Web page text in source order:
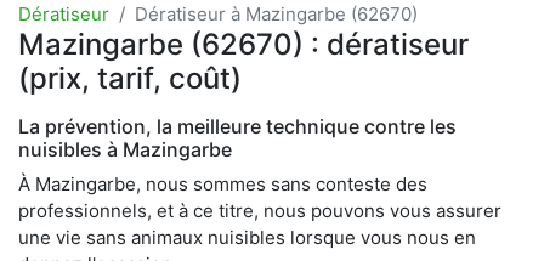
Dératiseur Dératiseur à Mazingarbe (62670)
Mazingarbe (62670) : dératiseur
(prix, tarif, coût)
La prévention, la meilleure technique contre les
nuisibles à Mazingarbe
À Mazingarbe, nous sommes sans conteste des
professionnels, et à ce titre, nous pouvons vous assurer
une vie sans animaux nuisibles lorsque vous nous en